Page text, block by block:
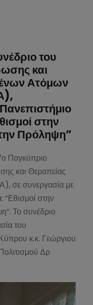
του
και
Ατόμων
στην
Πρόληψη”
Παγκύπριο
και Θεραπείας
σε συνεργασία με
“Εθισμοί στην
Το συνέδριο
του
κ.κ. Γεώργιου
Δρ